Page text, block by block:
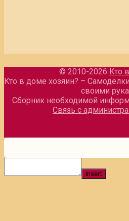
© 2010-2026 Кто
Кто в доме хозяин? –
своими
Сборник необходимой
Связь с
Insert